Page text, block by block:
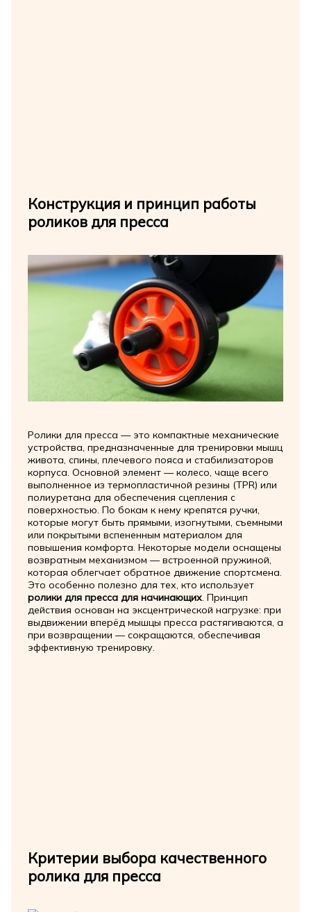
Конструкция и принцип работы
роликов для пресса
Ролики для пресса — это компактные механические
устройства, предназначенные для тренировки мышц
живота, спины, плечевого пояса и стабилизаторов
корпуса. Основной элемент — колесо, чаще всего
выполненное из термопластичной резины (TPR) или
полиуретана для обеспечения сцепления с
поверхностью. По бокам к нему крепятся ручки,
которые могут быть прямыми, изогнутыми, съемными
или покрытыми вспененным материалом для
повышения комфорта. Некоторые модели оснащены
возвратным механизмом — встроенной пружиной,
которая облегчает обратное движение спортсмена.
Это особенно полезно для тех, кто использует
ролики для пресса для начинающих. Принцип
действия основан на эксцентрической нагрузке: при
выдвижении вперёд мышцы пресса растягиваются, а
при возвращении — сокращаются, обеспечивая
эффективную тренировку.
Критерии выбора качественного
ролика для пресса